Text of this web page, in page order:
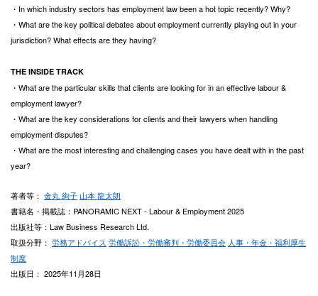
・In which industry sectors has employment law been a hot topic recently? Why?
・What are the key political debates about employment currently playing out in your
jurisdiction? What effects are they having?
THE INSIDE TRACK
・What are the particular skills that clients are looking for in an effective labour &
employment lawyer?
・What are the key considerations for clients and their lawyers when handling
employment disputes?
・What are the most interesting and challenging cases you have dealt with in the past
year?
著者等： 金丸 絢子山本 龍太朗
書籍名・掲載誌：PANORAMIC NEXT - Labour & Employment 2025
出版社等：Law Business Research Ltd.
取扱分野： 労務アドバイス 労働訴訟・労働審判・労働委員会 人事・年金・福利厚生
制度
出版日： 2025年11月28日